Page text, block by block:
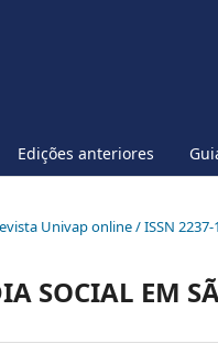
Edições anteriores
Univap online / ISSN 2237-
SOCIAL EM